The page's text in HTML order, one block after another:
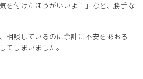
を付けたほうがいいよ！」など、勝手な
相談しているのに余計に不安をあおる
てしまいました。